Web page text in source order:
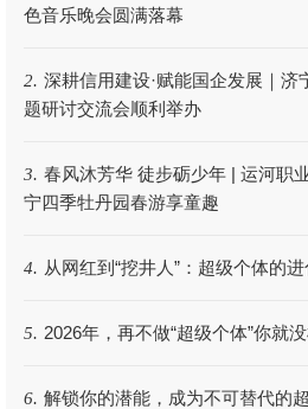
色音乐晚会圆满落幕
2. 深耕信用建设·赋能国企发展｜济
题研讨交流会顺利举办
3. 春风沐芳华 徒步砺少年 | 运河职
宁四季牡丹园春游享童趣
4. 从网红到“挖井人”：超级个体的
5. 2026年，再不做“超级个体”你就没
6. 解锁你的潜能，成为不可替代的